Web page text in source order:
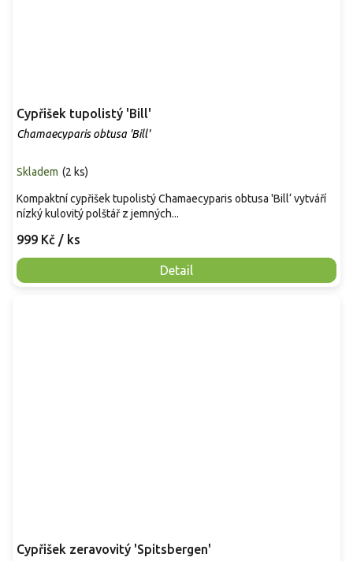
Cypřišek tupolistý 'Bill'
Chamaecyparis obtusa 'Bill'
Skladem (2 ks)
999 Kč / ks
Detail
Kompaktní cypřišek tupolistý Chamaecyparis obtusa 'Bill‘ vytváří
nízký kulovitý polštář z jemných...
Cypřišek zeravovitý 'Spitsbergen'